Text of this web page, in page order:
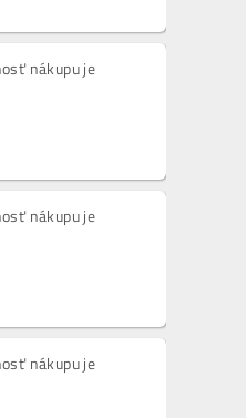
nákupu je
nákupu je
nákupu je